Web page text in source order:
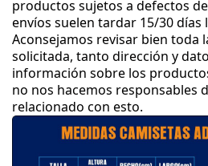
productos sujetos a defectos
envíos suelen tardar 15/30 días
Aconsejamos revisar bien toda
solicitada, tanto dirección y
información sobre los
no nos hacemos responsables
relacionado con esto.